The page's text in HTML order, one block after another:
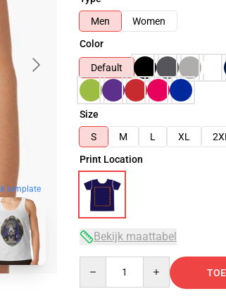
template
Men
Women
Color
Default
Size
S
M L XL
Print Location
Bekijk maattabel